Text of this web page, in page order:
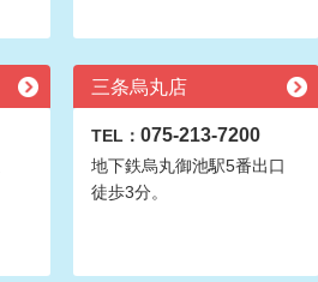
三条烏丸店
TEL： 075-213-7200
地下鉄烏丸御池駅5番出口
徒歩3分。